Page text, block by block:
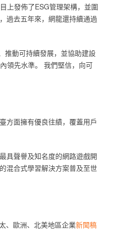
上發佈了ESG管理架構，並圍
過去五年來，網龍還持續通過
推動可持續發展，並協助建設
領先水準。 我們堅信，向可
方面擁有優良往績，覆蓋用戶
具聲譽及知名度的網路遊戲開
混合式學習解決方案普及至世
、歐洲、北美地區企業‎‎新聞稿‎